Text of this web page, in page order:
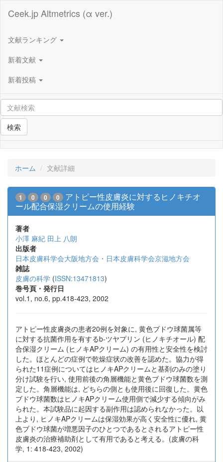
Ceek.jp Altmetrics (α ver.)
文献ランキング
新着文献
新着投稿
検索
ホーム 文献詳細
1 0 0 0
アトピー性皮膚炎に対するヒノキチオ
ール配合保湿クリームの使用経験
著者
小澤 麻紀 田上 八朗
出版者
日本皮膚科学会大阪地方会・日本皮膚科学会京滋地方会
雑誌
皮膚の科学 (ISSN:13471813)
巻号頁・発行日
vol.1, no.6, pp.418-423, 2002
アトピー性皮膚炎の患者20例を対象に, 黄色ブドウ球菌属等
に対する抗菌作用を有するb-ツヤプリン (ヒノキチオール) 配
合保湿クリーム (ヒノキAPクリーム) の有用性と安全性を検討
した。ほとんどの症例で乾燥症状の改善を認めた。協力が得
られた11症例についてはヒノキAPクリームと基剤のみの塗り
分け試験を行い, 使用前後の角層機能と黄色ブドウ球菌数を測
定した。角層機能は, どちらの側とも使用後に回復した。黄色
ブドウ球菌数はヒノキAPクリーム使用側で減少する傾向がみ
られた。本試験品に起因する副作用は認められなかった。以
上より, ヒノキAPクリームは保湿効果が高く安全性に優れ, 黄
色ブドウ球菌が増悪因子のひとつであるとされるアトピー性
皮膚炎の治療補助剤として有用であると考える。(皮膚の科
学, 1: 418-423, 2002)